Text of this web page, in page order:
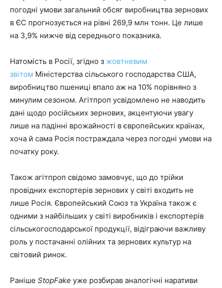
погодні умови загальний обсяг виробництва зернових
в ЄС прогнозується на рівні 269,9 млн тонн. Це лише
на 3,9% нижче від середнього показника.
Натомість в Росії, згідно з жовтневим
звітом Міністерства сільського господарства США,
виробництво пшениці впало аж на 10% порівняно з
минулим сезоном. Агітпроп усвідомлено не наводить
дані щодо російських зернових, акцентуючи увагу
лише на падінні врожайності в європейських країнах,
хоча й сама Росія постраждала через погодні умови на
початку року.
Також агітпроп свідомо замовчує, що до трійки
провідних експортерів зернових у світі входить не
лише Росія. Європейський Союз та Україна також є
одними з найбільших у світі виробників і експортерів
сільськогосподарської продукції, відіграючи важливу
роль у постачанні олійних та зернових культур на
світовий ринок.
Раніше StopFake уже розбирав аналогічні наративи